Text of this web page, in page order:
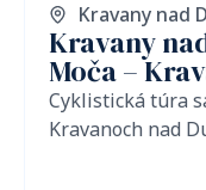
Kravany nad
Kravany
Moča –
Cyklistická túra
Kravanoch nad